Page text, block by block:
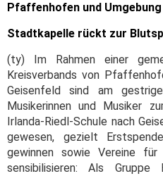
Pfaffenhofen und Umgebung
Stadtkapelle rückt zur
(ty) Im Rahmen einer
Kreisverbands von
Geisenfeld sind am
Musikerinnen und Musiker
Irlanda-Riedl-Schule nach
gewesen, gezielt
gewinnen sowie Vereine
sensibilisieren: Als